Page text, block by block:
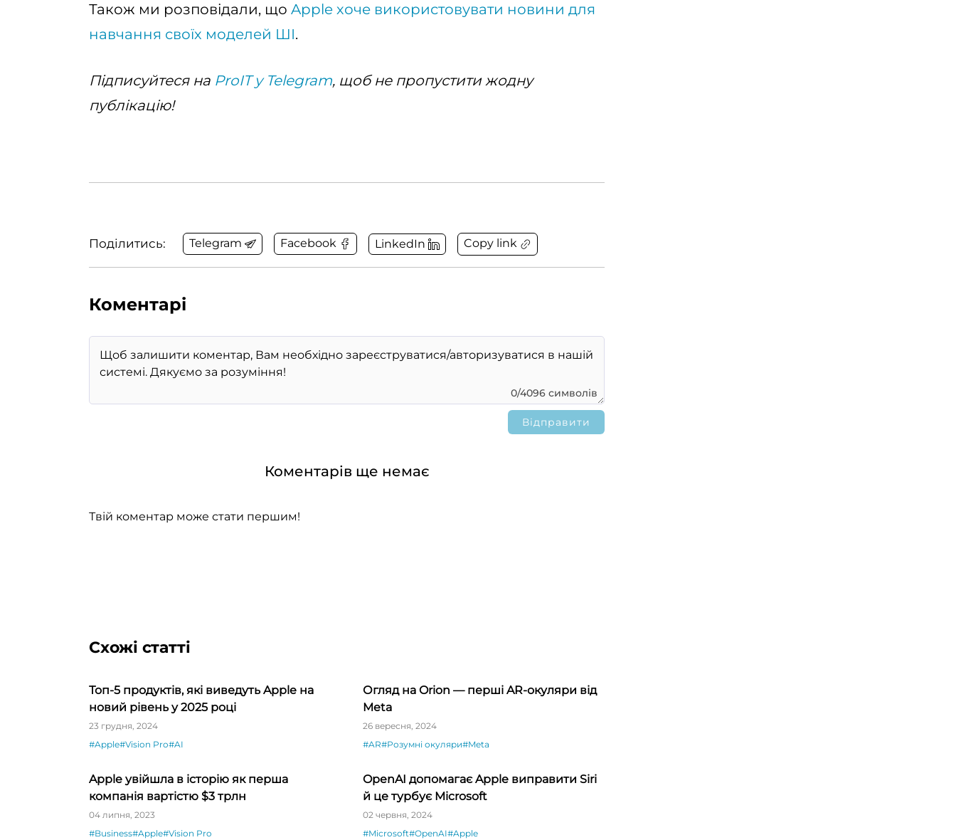
Також ми розповідали, що Apple хоче використовувати новини для
навчання своїх моделей ШІ.
Підписуйтеся на ProIT у Telegram, щоб не пропустити жодну
публікацію!
Поділитись: Telegram Facebook LinkedIn Copy link
Коментарі
0/4096 символів
Коментарів ще немає
Твій коментар може стати першим!
Схожі статті
Топ-5 продуктів, які виведуть Apple на
новий рівень у 2025 році
23 грудня, 2024
#Apple#Vision Pro#AI
Огляд на Orion — перші AR-окуляри від
Meta
26 вересня, 2024
#AR#Розумні окуляри#Meta
Apple увійшла в історію як перша
компанія вартістю $3 трлн
04 липня, 2023
#Business#Apple#Vision Pro
OpenAI допомагає Apple виправити Siri
й це турбує Microsoft
02 червня, 2024
#Microsoft#OpenAI#Apple